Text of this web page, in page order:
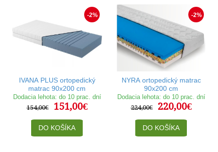
-2%
IVANA PLUS ortopedický
matrac 90x200 cm
Dodacia lehota: do 10 prac. dní
154,00€
151,00€
DO KOŠÍKA
-2%
NYRA ortopedický matrac
90x200 cm
Dodacia lehota: do 10 prac. dní
224,00€
220,00€
DO KOŠÍKA